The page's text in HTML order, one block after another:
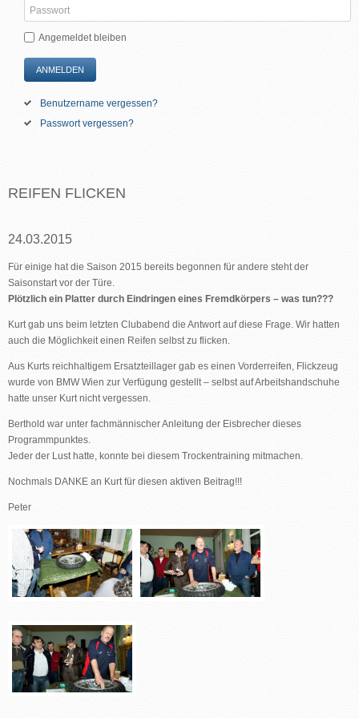
Angemeldet bleiben
ANMELDEN
Benutzername vergessen?
Passwort vergessen?
REIFEN FLICKEN
24.03.2015
Für einige hat die Saison 2015 bereits begonnen für andere steht der
Saisonstart vor der Türe.
Plötzlich ein Platter durch Eindringen eines Fremdkörpers – was tun???
Kurt gab uns beim letzten Clubabend die Antwort auf diese Frage. Wir hatten
auch die Möglichkeit einen Reifen selbst zu flicken.
Aus Kurts reichhaltigem Ersatzteillager gab es einen Vorderreifen, Flickzeug
wurde von BMW Wien zur Verfügung gestellt – selbst auf Arbeitshandschuhe
hatte unser Kurt nicht vergessen.
Berthold war unter fachmännischer Anleitung der Eisbrecher dieses
Programmpunktes.
Jeder der Lust hatte, konnte bei diesem Trockentraining mitmachen.
Nochmals DANKE an Kurt für diesen aktiven Beitrag!!!
Peter